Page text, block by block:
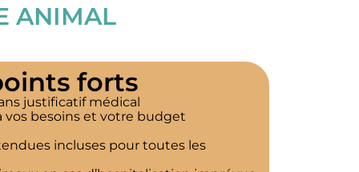
ANIMAL
forts
justificatif médical
vos besoins et votre budget
incluses pour toutes les